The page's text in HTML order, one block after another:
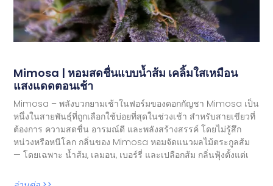
Mimosa | หอมสดชื่นแบบน้ำส้ม เคลิ้มใสเหมือน
แสงแดดตอนเช้า
Mimosa – พลังบวกยามเช้าในฟอร์มของดอกกัญชา Mimosa เป็น
หนึ่งในสายพันธุ์ที่ถูกเลือกใช้บ่อยที่สุดในช่วงเช้า สำหรับสายเขียวที่
ต้องการ ความสดชื่น อารมณ์ดี และพลังสร้างสรรค์ โดยไม่รู้สึก
หน่วงหรือหนีโลก กลิ่นของ Mimosa หอมจัดแนวผลไม้ตระกูลส้ม
— โดยเฉพาะ น้ำส้ม, เลมอน, เบอร์รี่ และเปลือกส้ม กลิ่นฟุ้งตั้งแต่เ